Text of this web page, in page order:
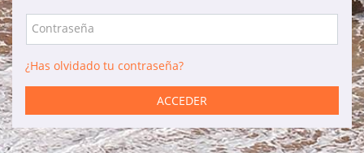
Empresa
Localización
Servicios
Coches de alquiler
Mantenimiento
Contraseña
¿Has olvidado tu contraseña?
ACCEDER